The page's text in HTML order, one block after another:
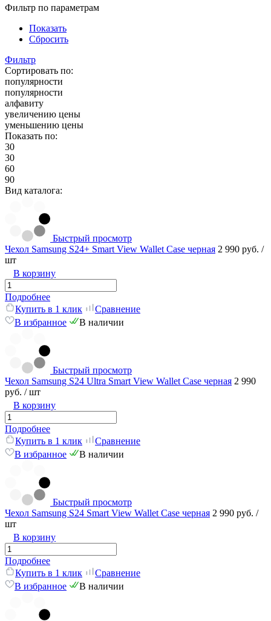
Фильтр по параметрам
Показать
Сбросить
Фильтр
Сортировать по:
популярности
популярности
алфавиту
увеличению цены
уменьшению цены
Показать по:
30
30
60
90
Вид каталога:
Быстрый просмотр
Чехол Samsung S24+ Smart View Wallet Case черная 2 990 руб. /
шт
В корзину
Подробнее
Купить в 1 клик
Сравнение
В избранное
В наличии
Быстрый просмотр
Чехол Samsung S24 Ultra Smart View Wallet Case черная 2 990
руб. / шт
В корзину
Подробнее
Купить в 1 клик
Сравнение
В избранное
В наличии
Быстрый просмотр
Чехол Samsung S24 Smart View Wallet Case черная 2 990 руб. /
шт
В корзину
Подробнее
Купить в 1 клик
Сравнение
В избранное
В наличии